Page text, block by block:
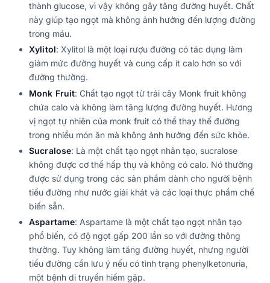
thành glucose, vì vậy không gây tăng đường huyết. Chất
này giúp tạo ngọt mà không ảnh hưởng đến lượng đường
trong máu.
Xylitol: Xylitol là một loại rượu đường có tác dụng làm
giảm mức đường huyết và cung cấp ít calo hơn so với
đường thường.
Monk Fruit: Chất tạo ngọt từ trái cây Monk fruit không
chứa calo và không làm tăng lượng đường huyết. Hương
vị ngọt tự nhiên của monk fruit có thể thay thế đường
trong nhiều món ăn mà không ảnh hưởng đến sức khỏe.
Sucralose: Là một chất tạo ngọt nhân tạo, sucralose
không được cơ thể hấp thụ và không có calo. Nó thường
được sử dụng trong các sản phẩm dành cho người bệnh
tiểu đường như nước giải khát và các loại thực phẩm chế
biến sẵn.
Aspartame: Aspartame là một chất tạo ngọt nhân tạo
phổ biến, có độ ngọt gấp 200 lần so với đường thông
thường. Tuy không làm tăng đường huyết, nhưng người
tiểu đường cần lưu ý nếu có tình trạng phenylketonuria,
một bệnh di truyền hiếm gặp.